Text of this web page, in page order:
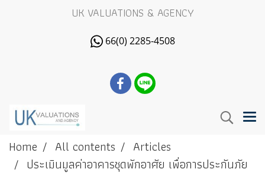
UK VALUATIONS & AGENCY
66(0) 2285-4508
Home All contents
Articles
ประเมินมูลค่าอาคารชุดพักอาศัย เพื่อการประกันภัย